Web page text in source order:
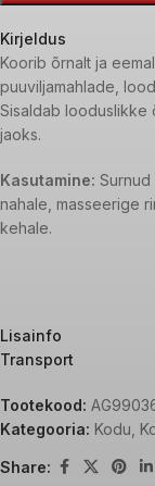
Kirjeldus
Koorib õrnalt ja
puuviljamahlade,
Sisaldab looduslikke
jaoks.
Kasutamine:
nahale, masseerige
kehale.
Lisainfo
Transport
Tootekood:
Kategooria: Kodu,
Share: